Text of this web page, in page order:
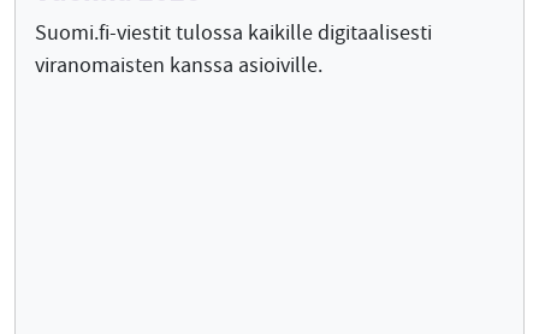
Suomi.fi-viestit tulossa kaikille digitaalisesti
viranomaisten kanssa asioiville.